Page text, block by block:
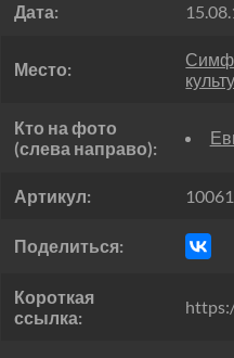
Дата:
Место:
Кто на фото
(слева направо):
Артикул: 10061
Поделиться:
Короткая
ссылка: